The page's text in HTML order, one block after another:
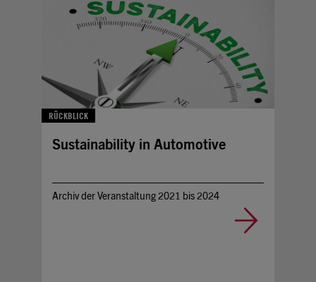
RÜCKBLICK
Sustainability in Automotive
Archiv der Veranstaltung 2021 bis 2024